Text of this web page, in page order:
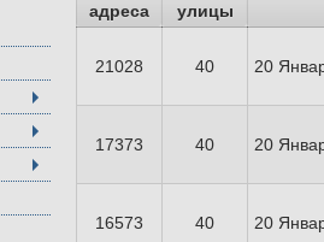
адреса
улицы
21028 40 20
17373 40 20
16573 40 20